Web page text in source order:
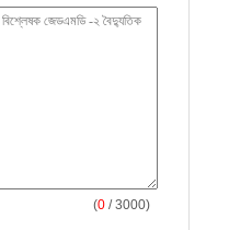
(0 / 3000)